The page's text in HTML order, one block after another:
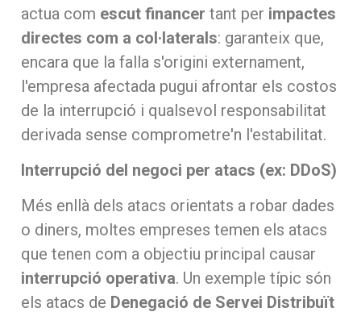
actua com escut financer tant per impactes
directes com a col·laterals: garanteix que,
encara que la falla s'origini externament,
l'empresa afectada pugui afrontar els costos
de la interrupció i qualsevol responsabilitat
derivada sense comprometre'n l'estabilitat.
Interrupció del negoci per atacs (ex: DDoS)
Més enllà dels atacs orientats a robar dades
o diners, moltes empreses temen els atacs
que tenen com a objectiu principal causar
interrupció operativa. Un exemple típic són
els atacs de Denegació de Servei Distribuït